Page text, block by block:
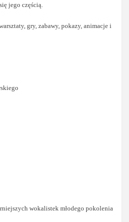
jego częścią.
gry, zabawy, pokazy, animacje i
wokalistek młodego pokolenia